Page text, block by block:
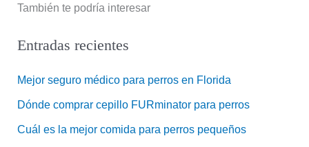
También te podría interesar
Entradas recientes
Mejor seguro médico para perros en Florida
Dónde comprar cepillo FURminator para perros
Cuál es la mejor comida para perros pequeños